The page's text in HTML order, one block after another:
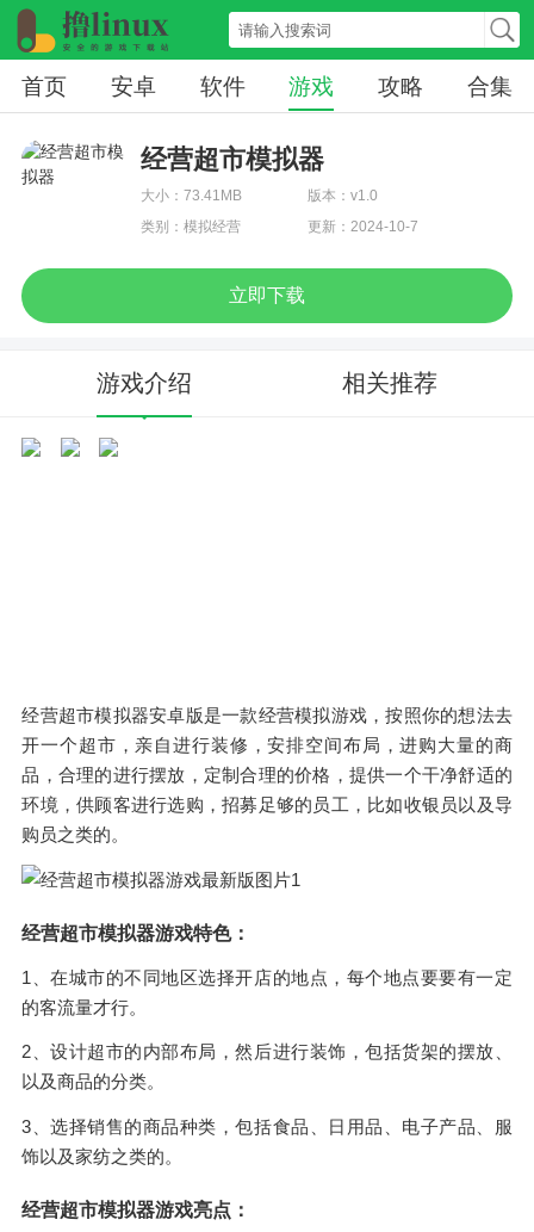
首页 安卓 软件 游戏 攻略 合集
经营超市模拟器
大小：73.41MB
版本：v1.0
类别：模拟经营
更新：2024-10-7
立即下载
游戏介绍 相关推荐
经营超市模拟器安卓版是一款经营模拟游戏，按照你的想法去
开一个超市，亲自进行装修，安排空间布局，进购大量的商
品，合理的进行摆放，定制合理的价格，提供一个干净舒适的
环境，供顾客进行选购，招募足够的员工，比如收银员以及导
购员之类的。
经营超市模拟器游戏特色：
1、在城市的不同地区选择开店的地点，每个地点要要有一定
的客流量才行。
2、设计超市的内部布局，然后进行装饰，包括货架的摆放、
以及商品的分类。
3、选择销售的商品种类，包括食品、日用品、电子产品、服
饰以及家纺之类的。
经营超市模拟器游戏亮点：